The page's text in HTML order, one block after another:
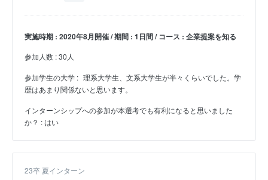
実施時期 : 2020年8月開催 / 期間 : 1日間 / コース : 企業提案を知る
参加人数 : 30人
参加学生の大学 : 理系大学生、文系大学生が半々くらいでした。学
歴はあまり関係ないと思います。
インターンシップへの参加が本選考でも有利になると思いました
か？ : はい
23卒 夏インターン